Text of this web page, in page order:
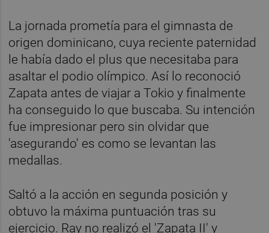
La jornada prometía para el gimnasta de
origen dominicano, cuya reciente paternidad
le había dado el plus que necesitaba para
asaltar el podio olímpico. Así lo reconoció
Zapata antes de viajar a Tokio y finalmente
ha conseguido lo que buscaba. Su intención
fue impresionar pero sin olvidar que
'asegurando' es como se levantan las
medallas.
Saltó a la acción en segunda posición y
obtuvo la máxima puntuación tras su
ejercicio. Ray no realizó el 'Zapata II' y